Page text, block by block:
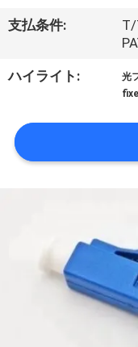
工
場
行
支払条件:
T/
ハイライト: 光